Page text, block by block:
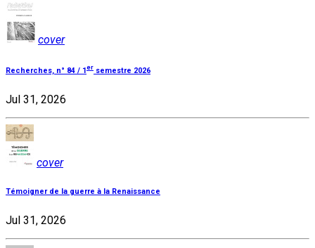
cover
Recherches, n° 84 / 1er semestre 2026
Jul 31, 2026
cover
Témoigner de la guerre à la Renaissance
Jul 31, 2026